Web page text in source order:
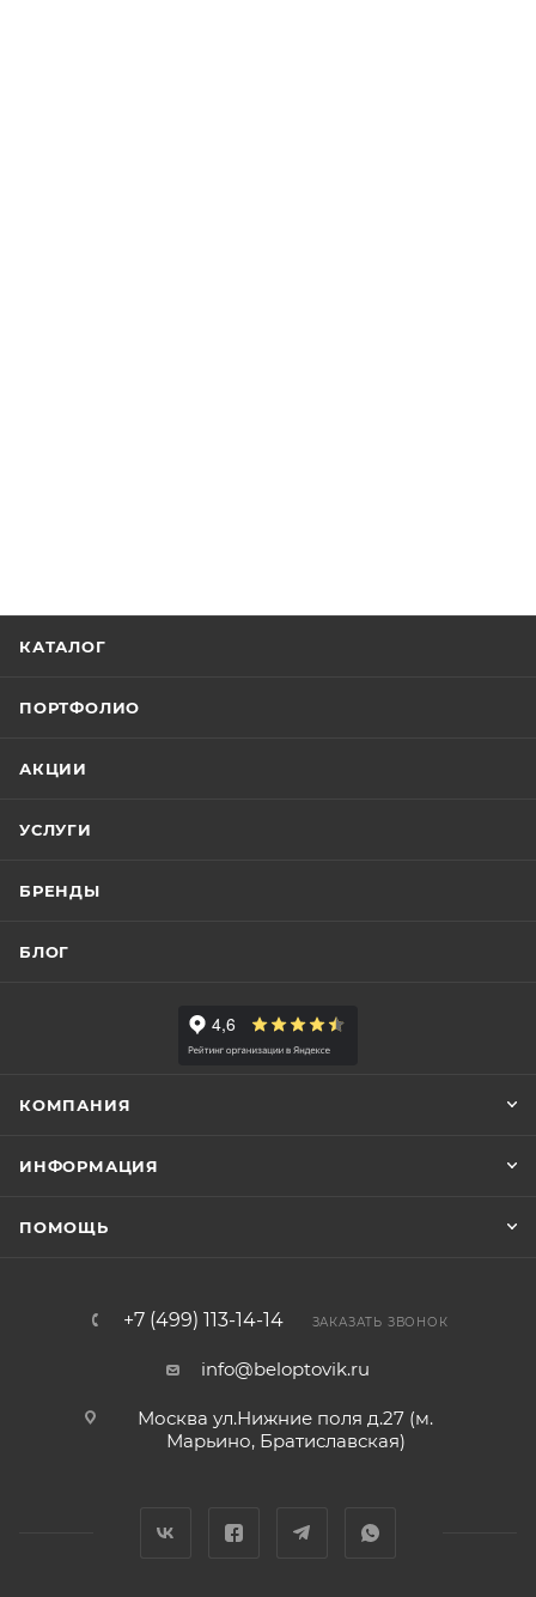
КАТАЛОГ
ПОРТФОЛИО
АКЦИИ
УСЛУГИ
БРЕНДЫ
БЛОГ
КОМПАНИЯ
ИНФОРМАЦИЯ
ПОМОЩЬ
+7 (499) 113-14-14 ЗАКАЗАТЬ ЗВОНОК
info@beloptovik.ru
Москва ул.Нижние поля д.27 (м.
Марьино, Братиславская)